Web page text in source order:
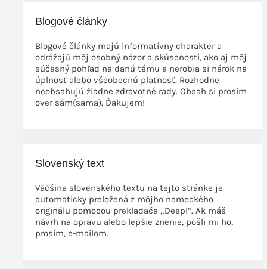
Blogové články
Blogové články majú informatívny charakter a
odrážajú môj osobný názor a skúsenosti, ako aj môj
súčasný pohľad na danú tému a nerobia si nárok na
úplnosť alebo všeobecnú platnosť. Rozhodne
neobsahujú žiadne zdravotné rady. Obsah si prosím
over sám(sama). Ďakujem!
Slovenský text
Väčšina slovenského textu na tejto stránke je
automaticky preložená z môjho nemeckého
originálu pomocou prekladača „Deepl“. Ak máš
návrh na opravu alebo lepšie znenie, pošli mi ho,
prosím, e-mailom.